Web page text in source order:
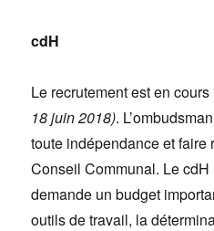
cdH
Le recrutement est en cours
18 juin 2018).
toute indépendance et faire
Conseil Communal. Le
demande un budget
outils de travail, la